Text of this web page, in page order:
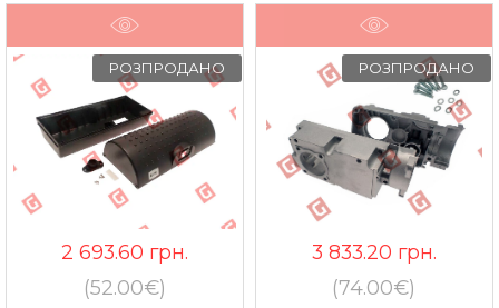
РОЗПРОДАНО
2 693.60 грн.
(52.00€)
РОЗПРОДАНО
3 833.20 грн.
(74.00€)